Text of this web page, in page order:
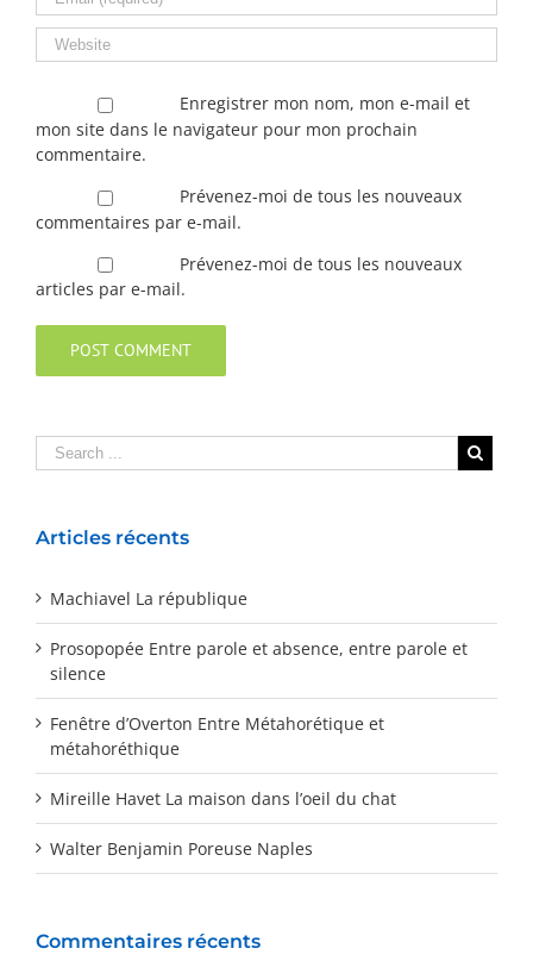
Enregistrer mon nom, mon e-mail et
mon site dans le navigateur pour mon prochain
commentaire.
Prévenez-moi de tous les nouveaux
commentaires par e-mail.
Prévenez-moi de tous les nouveaux
articles par e-mail.
Articles récents
Machiavel La république
Prosopopée Entre parole et absence, entre parole et
silence
Fenêtre d’Overton Entre Métahorétique et
métahoréthique
Mireille Havet La maison dans l’oeil du chat
Walter Benjamin Poreuse Naples
Commentaires récents